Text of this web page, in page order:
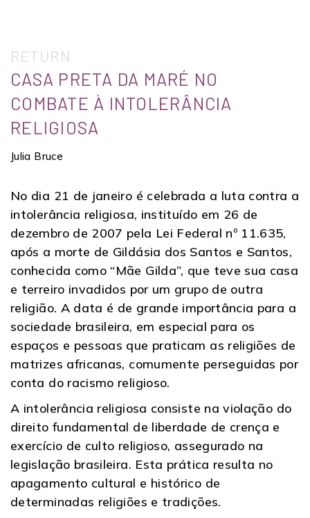
RETURN
CASA PRETA DA MARÉ NO
COMBATE À INTOLERÂNCIA
RELIGIOSA
Julia Bruce
No dia 21 de janeiro é celebrada a luta contra a
intolerância religiosa, instituído em 26 de
dezembro de 2007 pela Lei Federal nº 11.635,
após a morte de Gildásia dos Santos e Santos,
conhecida como “Mãe Gilda”, que teve sua casa
e terreiro invadidos por um grupo de outra
religião. A data é de grande importância para a
sociedade brasileira, em especial para os
espaços e pessoas que praticam as religiões de
matrizes africanas, comumente perseguidas por
conta do racismo religioso.
A intolerância religiosa consiste na violação do
direito fundamental de liberdade de crença e
exercício de culto religioso, assegurado na
legislação brasileira. Esta prática resulta no
apagamento cultural e histórico de
determinadas religiões e tradições.